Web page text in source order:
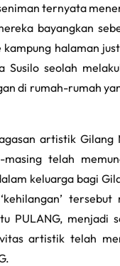
ternyata
bayangkan
halaman
Susilo seolah
di rumah-rumah
artistik
masing telah
keluarga bagi
PULANG, menjadi
artistik telah